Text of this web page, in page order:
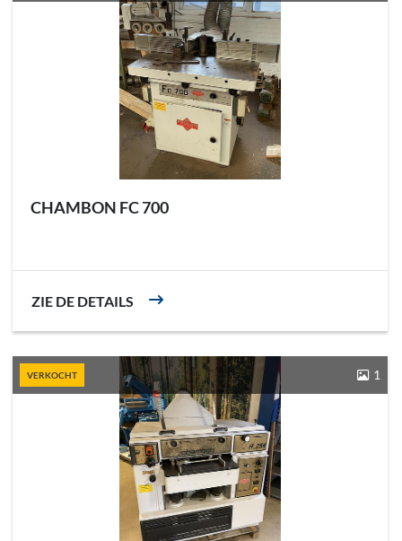
CHAMBON FC 700
ZIE DE DETAILS
VERKOCHT 1